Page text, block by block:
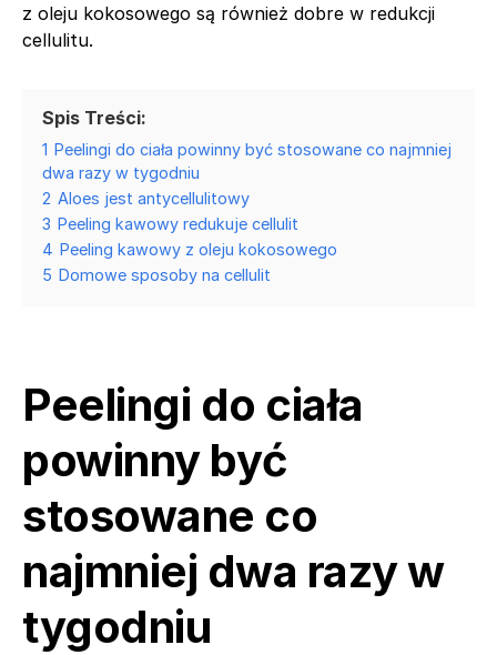
z oleju kokosowego są również dobre w redukcji
cellulitu.
Spis Treści:
1 Peelingi do ciała powinny być stosowane co najmniej
dwa razy w tygodniu
2 Aloes jest antycellulitowy
3 Peeling kawowy redukuje cellulit
4 Peeling kawowy z oleju kokosowego
5 Domowe sposoby na cellulit
Peelingi do ciała
powinny być
stosowane co
najmniej dwa razy w
tygodniu